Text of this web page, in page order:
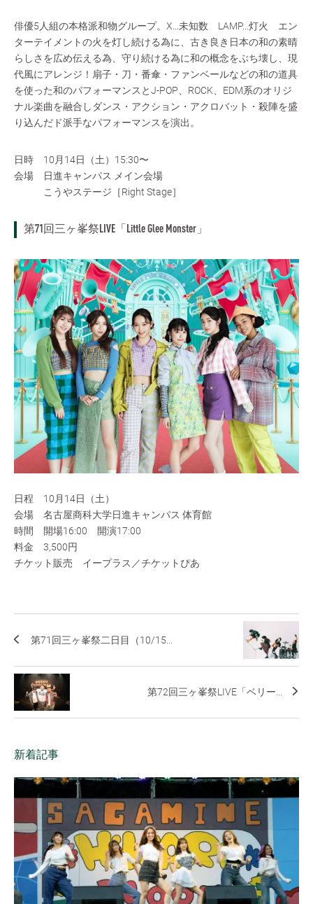
俳優5人組の本格派和物グループ。X...未知数 LAMP...灯火 エン
ターテイメントの火を灯し続ける為に、古き良き日本の和の素晴
らしさを広め伝える為、守り続ける為に和の概念をぶち壊し、現
代風にアレンジ！扇子・刀・番傘・ファンベールなどの和の道具
を使った和のパフォーマンスとJ-POP、ROCK、EDM系のオリジ
ナル楽曲を融合しダンス・アクション・アクロバット・殺陣を盛
り込んだド派手なパフォーマンスを演出。
日時 10月14日（土）15:30〜
会場 日進キャンパス メイン会場
こうやステージ［Right Stage］
第71回三ヶ峯祭LIVE「Little Glee Monster」
日程 10月14日（土）
会場 名古屋商科大学日進キャンパス 体育館
時間 開場16:00 開演17:00
料金 3,500円
チケット販売 イープラス／チケットぴあ
第71回三ヶ峯祭二日目（10/15...
第72回三ヶ峯祭LIVE「ベリー...
新着記事